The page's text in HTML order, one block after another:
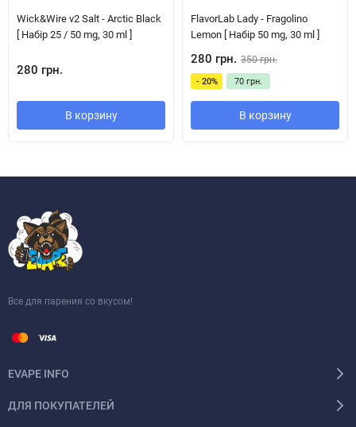
Wick&Wire v2 Salt - Arctic Black
[ Набір 25 / 50 mg, 30 ml ]
280 грн.
В корзину
FlavorLab Lady - Fragolino
Lemon [ Набір 50 mg, 30 ml ]
280 грн. 350 грн.
- 20% 70 грн.
В корзину
Все для парения со вкусом!
EVAPE INFO
ДЛЯ ПОКУПАТЕЛЕЙ